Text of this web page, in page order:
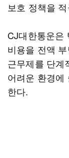
보호 정책을
CJ대한통운은
비용을 전액
근무제를 단계
어려운 환경에
한다.